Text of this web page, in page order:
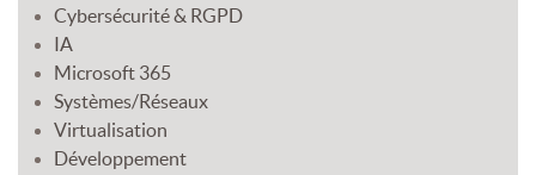
Cybersécurité & RGPD
IA
Microsoft 365
Systèmes/Réseaux
Virtualisation
Développement